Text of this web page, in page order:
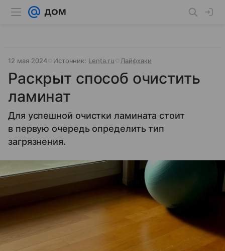
12 мая 2024 Источник: Lenta.ru Лайфхаки
Раскрыт способ очистить
ламинат
Для успешной очистки ламината стоит
в первую очередь определить тип
загрязнения.